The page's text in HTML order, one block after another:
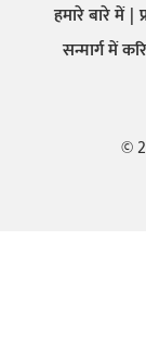
हमारे बारे में
सन्मार्ग में
©